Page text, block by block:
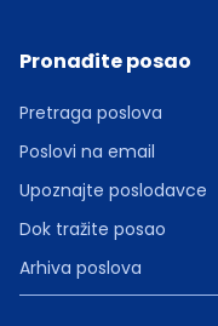
Pronađite posao
Pretraga poslova
Poslovi na email
Upoznajte poslodavce
Dok tražite posao
Arhiva poslova